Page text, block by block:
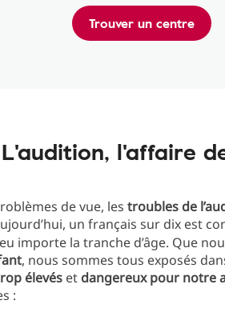
Trouver un centre
L'audition, l'affaire
de vue, les troubles de
un français sur dix est
importe la tranche d’âge. Que
, nous sommes tous exposés
élevés et dangereux pour notre
: